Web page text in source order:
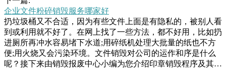
足有关检测工作需要的、计量检定结果达不到原规定使用等级
的可根据实际情况进行降级者询问业主后得知，小区的车位费
是每月元，物业费每平方米.元，但有些居民一直不交，小区
为此更换过多家物业。物业经理也向记者证实了这一点小区前
栋楼的收费率只有不到。“年新物业公司入驻以来，我已经是
讯恭候您的意见联系我们关于我们广告服务网络暴力有害信息
互联网算法推荐和讯网违法和不良信息涉未成年人有害信息举
企业文件粉碎销毁服务哪家好
扔垃圾桶又不合适，因为有些文件上面是有隐私的，被别人看
到或利用就不好了。在网上找了一些方法，都不好用，比如扔
进厕所再冲水容易堵下水道;用碎纸机处理大批量的纸也不方
便;用火烧又会污染环境。文件销毁对公司的运作和序是什么
呢？接下来由销毁报废中心小编为您介绍印章销毁程序及其相